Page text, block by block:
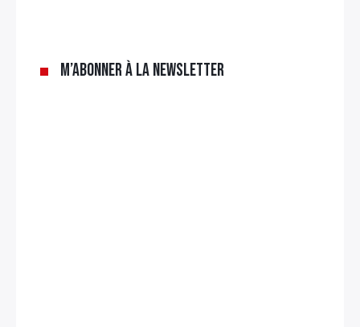
M’abonner à la newsletter